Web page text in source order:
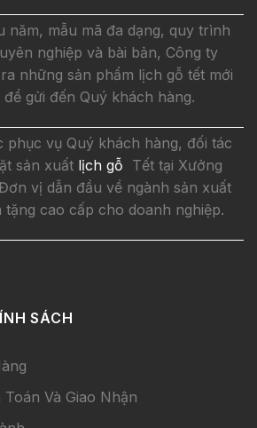
năm, mẫu mã đa dạng, quy trình
nghiệp và bài bản, Công ty
những sản phẩm lịch gỗ tết mới
gửi đến Quý khách hàng.
phục vụ Quý khách hàng, đối tác
sản xuất lịch gỗ Tết tại Xưởng
vị dẫn đầu về ngành sản xuất
tặng cao cấp cho doanh nghiệp.
SÁCH
Và Giao Nhận